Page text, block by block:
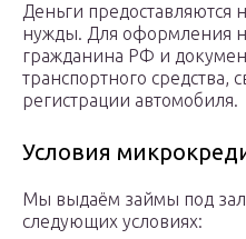
Деньги предоставляются
нужды. Для оформления
гражданина РФ и
транспортного средства,
регистрации автомобиля.
Условия
Мы выдаём займы под
следующих условиях: